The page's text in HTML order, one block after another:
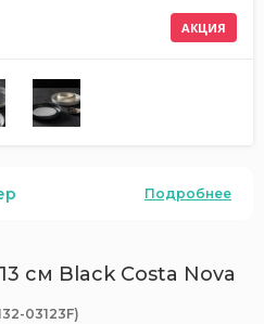
АКЦИЯ
Подробнее
см Black Costa Nova
03123F)